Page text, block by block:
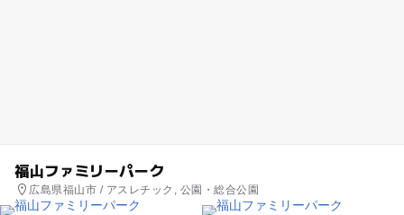
福山ファミリーパーク
広島県福山市 / アスレチック, 公園・総合公園